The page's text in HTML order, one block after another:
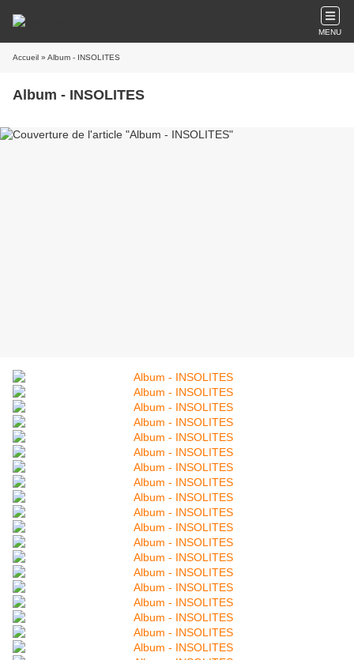
MENU
Accueil » Album - INSOLITES
Album - INSOLITES